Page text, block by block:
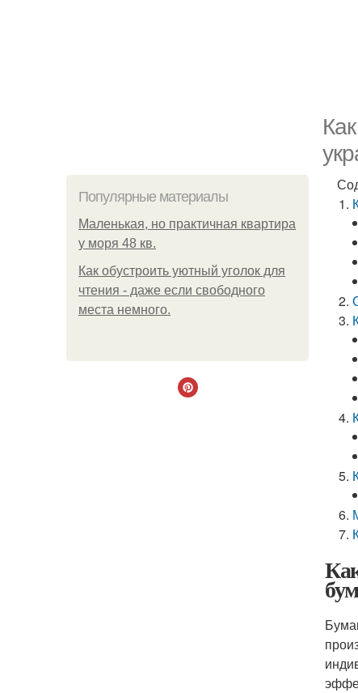
Популярные материалы
Маленькая, но практичная квартира
у моря 48 кв.
Как обустроить уютный уголок для
чтения - даже если свободного
места немного.